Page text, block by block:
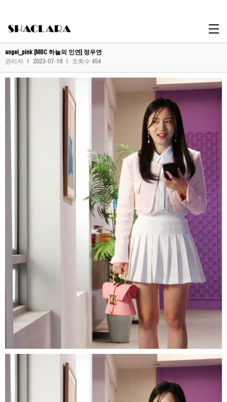
angel_pink [MBC 하늘의 인연] 정우연
관리자
2023-07-18 조회수 454